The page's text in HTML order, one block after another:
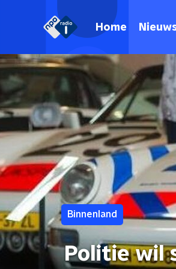
Home
Binnenland
Politie wil